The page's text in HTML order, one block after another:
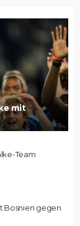
mit
Team
Bosnien gegen